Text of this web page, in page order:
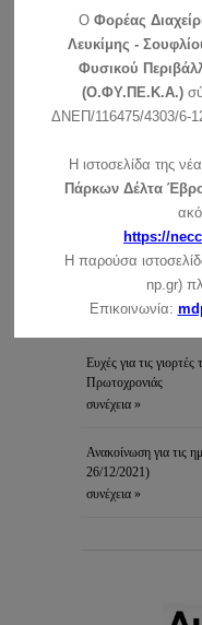
τη σύναψη
Συμμετοχή της
δήμου Σουφλίου
Η Μονάδα
Δαδιάς και
Ανακοίνωση για τη
Κυριακές και αργίες
Αγαπητοί φίλοι του
το Κέντρο …
Ανακοίνωση για τη
συνέχεια »
Ευχές για τις
Πρωτοχρονιάς
συνέχεια »
Ανακοίνωση για τις
26/12/2021)
συνέχεια »
O Φορέας
Λευκίμης -
Φυσικού
(Ο.ΦΥ.ΠΕ.Κ.Α.)
ΔΝΕΠ/116475/4303/6-
Η ιστοσελίδα της
Πάρκων Δέλτα
https://
Η παρούσα
np.gr)
Επικοινωνία: